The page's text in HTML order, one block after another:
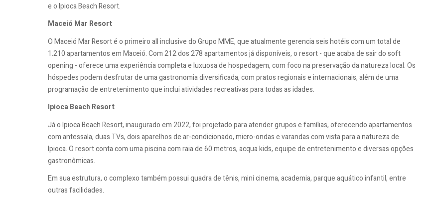
e o Ipioca Beach Resort.
Maceió Mar Resort
O Maceió Mar Resort é o primeiro all inclusive do Grupo MME, que atualmente gerencia seis hotéis com um total de
1.210 apartamentos em Maceió. Com 212 dos 278 apartamentos já disponíveis, o resort - que acaba de sair do soft
opening - oferece uma experiência completa e luxuosa de hospedagem, com foco na preservação da natureza local. Os
hóspedes podem desfrutar de uma gastronomia diversificada, com pratos regionais e internacionais, além de uma
programação de entretenimento que inclui atividades recreativas para todas as idades.
Ipioca Beach Resort
Já o Ipioca Beach Resort, inaugurado em 2022, foi projetado para atender grupos e famílias, oferecendo apartamentos
com antessala, duas TVs, dois aparelhos de ar-condicionado, micro-ondas e varandas com vista para a natureza de
Ipioca. O resort conta com uma piscina com raia de 60 metros, acqua kids, equipe de entretenimento e diversas opções
gastronômicas.
Em sua estrutura, o complexo também possui quadra de tênis, mini cinema, academia, parque aquático infantil, entre
outras facilidades.